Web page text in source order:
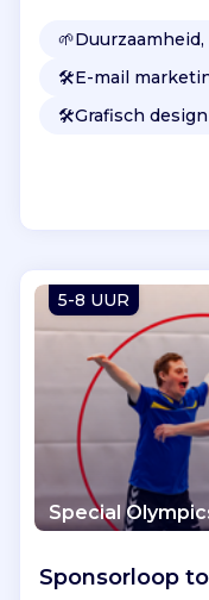
🌱
🛠️E-mail
🛠️Grafisch design
5-8 UUR
Special
Sponsorloop